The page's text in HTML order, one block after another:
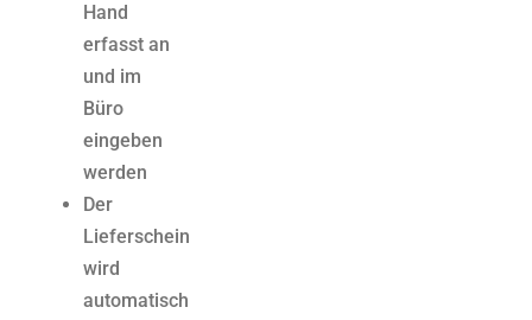
Hand
erfasst an
und im
Büro
eingeben
werden
Der
Lieferschein
wird
automatisch